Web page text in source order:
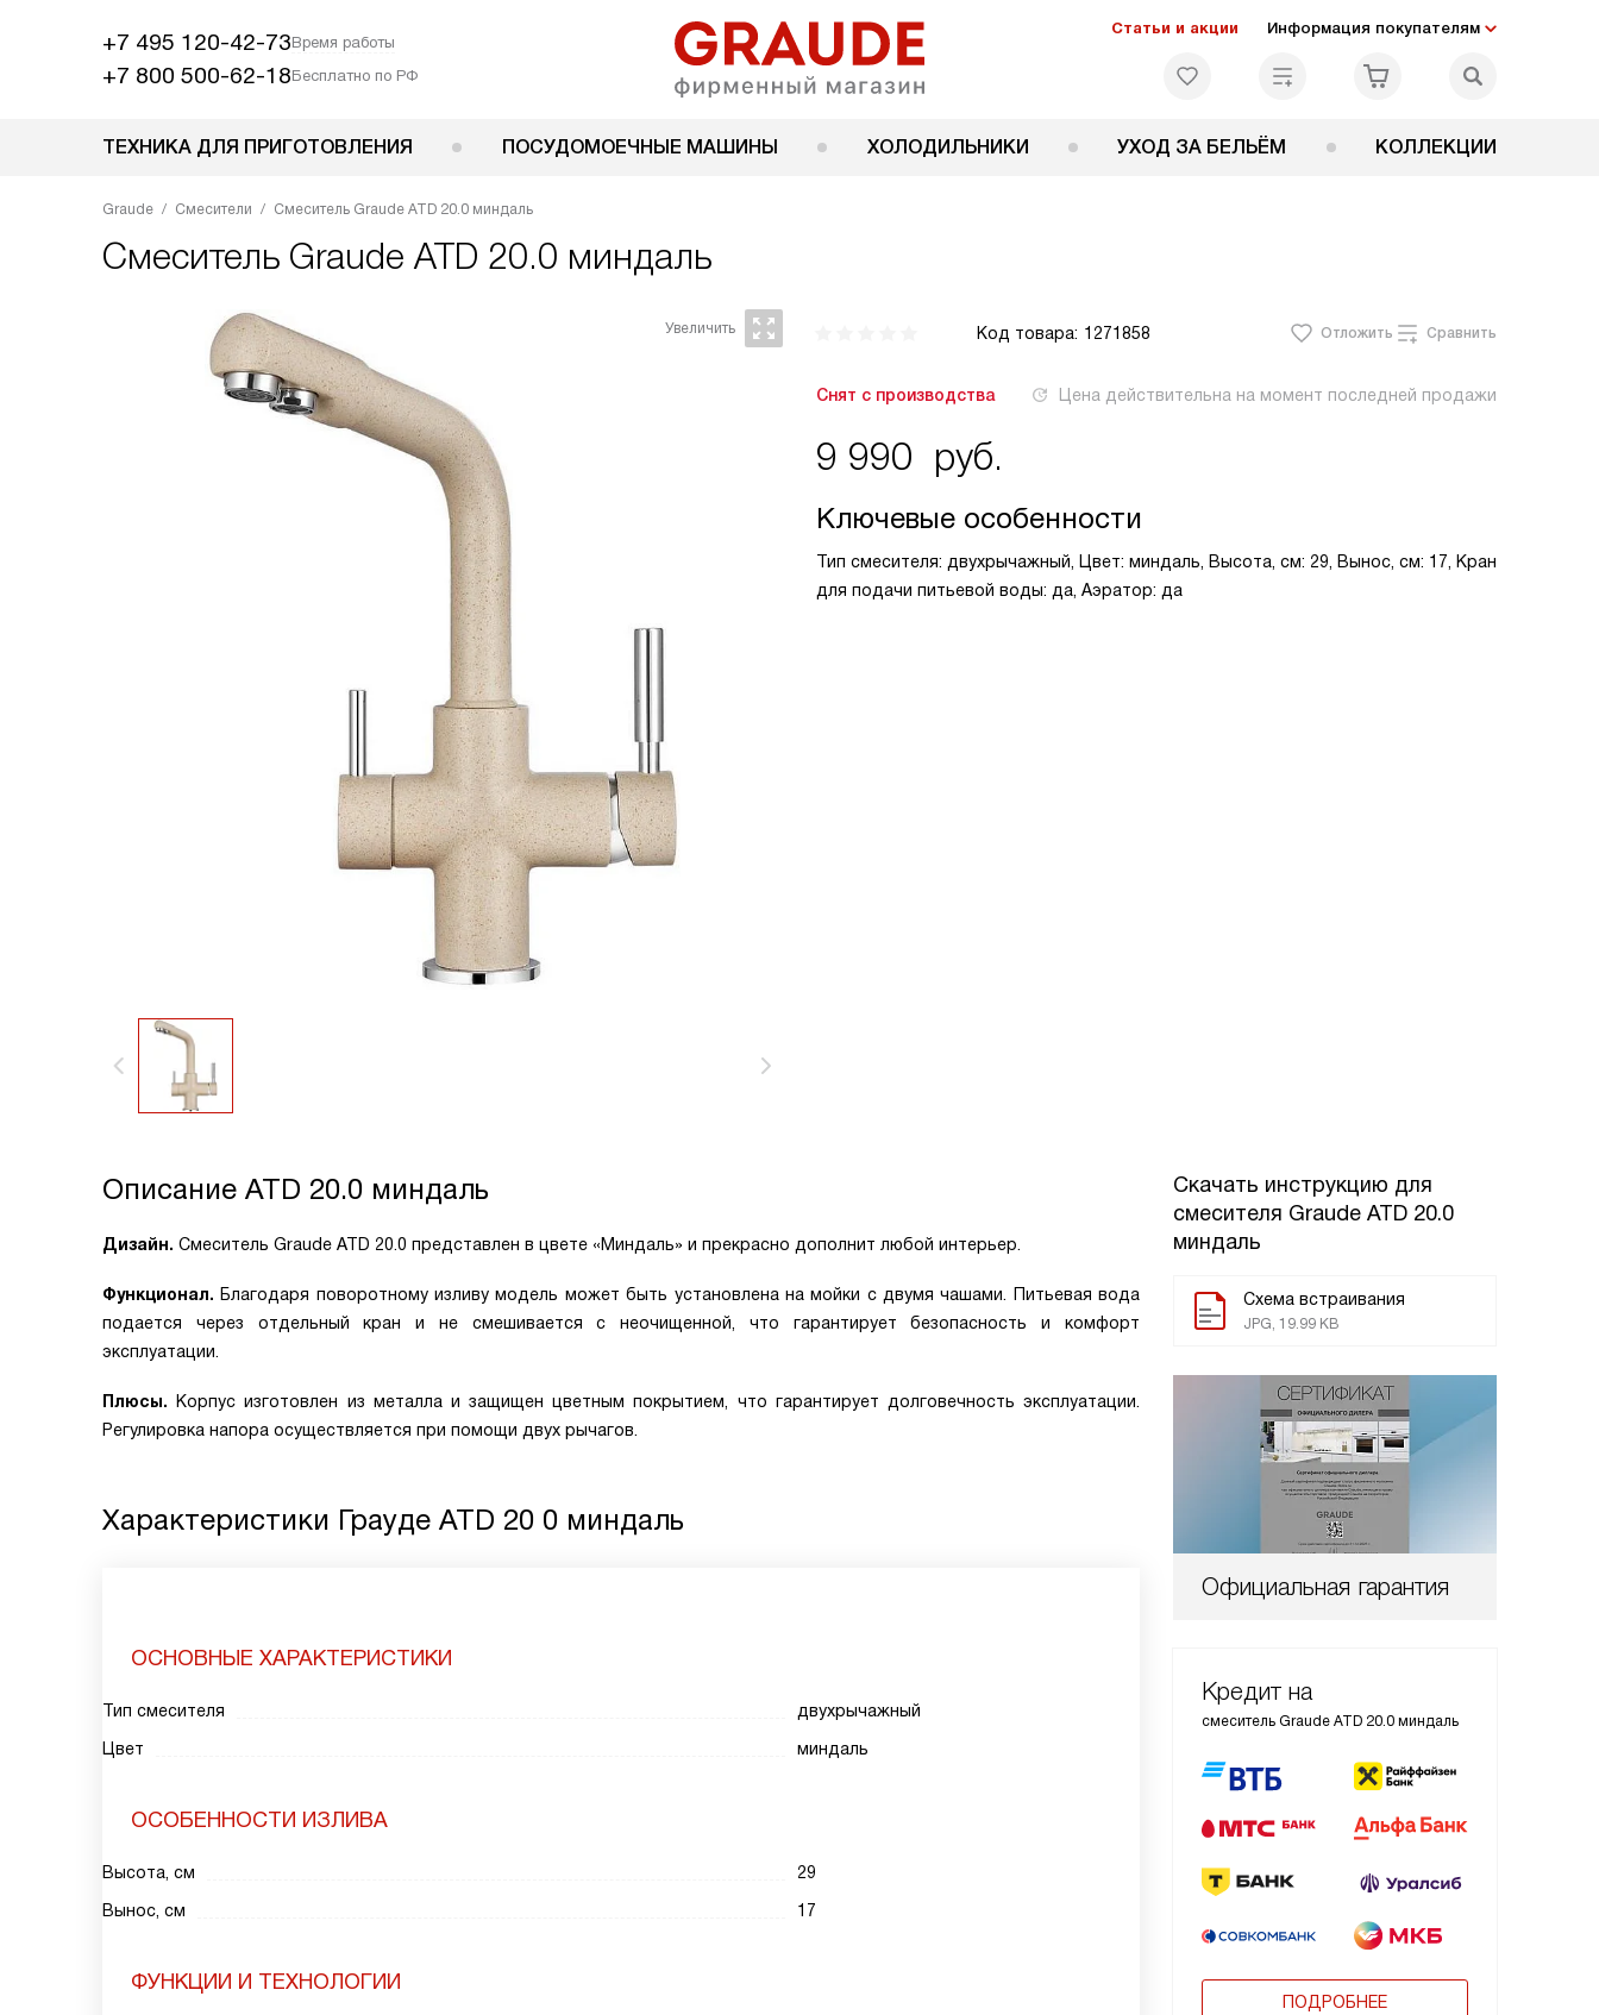
+7 495 120-42-73Время работы
+7 800 500-62-18Бесплатно по РФ
Статьи и акции Информация покупателям
ТЕХНИКА ДЛЯ ПРИГОТОВЛЕНИЯ ПОСУДОМОЕЧНЫЕ МАШИНЫ ХОЛОДИЛЬНИКИ УХОД ЗА БЕЛЬЁМ КОЛЛЕКЦИИ
Graude Смесители Смеситель Graude ATD 20.0 миндаль
Смеситель Graude ATD 20.0 миндаль
Код товара: 1271858 Отложить Сравнить
Снят с производства Цена действительна на момент последней продажи
9 990 руб.
Ключевые особенности
Тип смесителя: двухрычажный, Цвет: миндаль, Высота, см: 29, Вынос, см: 17, Кран
для подачи питьевой воды: да, Аэратор: да
Скачать инструкцию для
смесителя Graude ATD 20.0
миндаль
Схема встраивания
JPG, 19.99 KB
Официальная гарантия
Кредит на
смеситель Graude ATD 20.0 миндаль
ПОДРОБНЕЕ
Описание ATD 20.0 миндаль
Дизайн. Смеситель Graude ATD 20.0 представлен в цвете «Миндаль» и прекрасно дополнит любой интерьер.
Функционал. Благодаря поворотному изливу модель может быть установлена на мойки с двумя чашами. Питьевая вода
подается через отдельный кран и не смешивается с неочищенной, что гарантирует безопасность и комфорт
эксплуатации.
Плюсы.
Корпус изготовлен из металла и защищен цветным покрытием, что гарантирует долговечность эксплуатации.
Регулировка напора осуществляется при помощи двух рычагов.
Характеристики Грауде ATD 20 0 миндаль
ОСНОВНЫЕ ХАРАКТЕРИСТИКИ
Тип смесителя
двухрычажный
Цвет
миндаль
ОСОБЕННОСТИ ИЗЛИВА
Высота, см
29
Вынос, см
17
ФУНКЦИИ И ТЕХНОЛОГИИ